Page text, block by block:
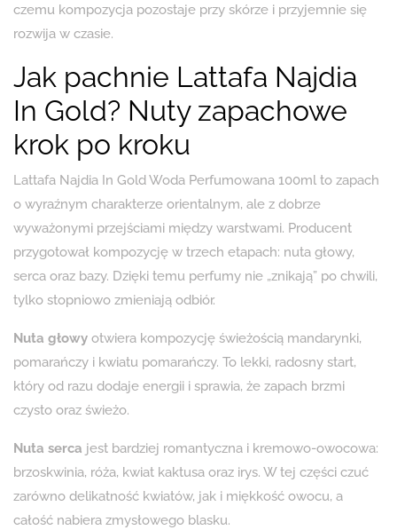
czemu kompozycja pozostaje przy skórze i przyjemnie się
rozwija w czasie.
Jak pachnie Lattafa Najdia
In Gold? Nuty zapachowe
krok po kroku
Lattafa Najdia In Gold Woda Perfumowana 100ml to zapach
o wyraźnym charakterze orientalnym, ale z dobrze
wyważonymi przejściami między warstwami. Producent
przygotował kompozycję w trzech etapach: nuta głowy,
serca oraz bazy. Dzięki temu perfumy nie „znikają” po chwili,
tylko stopniowo zmieniają odbiór.
Nuta głowy otwiera kompozycję świeżością mandarynki,
pomarańczy i kwiatu pomarańczy. To lekki, radosny start,
który od razu dodaje energii i sprawia, że zapach brzmi
czysto oraz świeżo.
Nuta serca jest bardziej romantyczna i kremowo-owocowa:
brzoskwinia, róża, kwiat kaktusa oraz irys. W tej części czuć
zarówno delikatność kwiatów, jak i miękkość owocu, a
całość nabiera zmysłowego blasku.